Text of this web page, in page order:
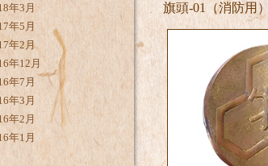
旗頭-01（消防用）
年3月
年5月
年2月
年12月
年7月
年3月
年2月
年1月